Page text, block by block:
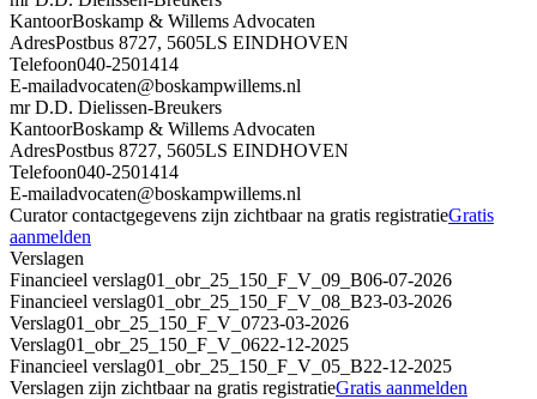
KantoorBoskamp & Willems Advocaten
AdresPostbus 8727, 5605LS EINDHOVEN
Telefoon040-2501414
E-mailadvocaten@boskampwillems.nl
mr D.D. Dielissen-Breukers
KantoorBoskamp & Willems Advocaten
AdresPostbus 8727, 5605LS EINDHOVEN
Telefoon040-2501414
E-mailadvocaten@boskampwillems.nl
Curator contactgegevens zijn zichtbaar na gratis registratieGratis
aanmelden
Verslagen
Financieel verslag01_obr_25_150_F_V_09_B06-07-2026
Financieel verslag01_obr_25_150_F_V_08_B23-03-2026
Verslag01_obr_25_150_F_V_0723-03-2026
Verslag01_obr_25_150_F_V_0622-12-2025
Financieel verslag01_obr_25_150_F_V_05_B22-12-2025
Verslagen zijn zichtbaar na gratis registratieGratis aanmelden